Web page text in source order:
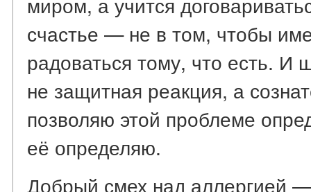
счастье — не в том, чтобы
радоваться тому, что есть. И
не защитная реакция, а
позволяю этой проблеме
её определяю.
Добрый смех над аллергией —